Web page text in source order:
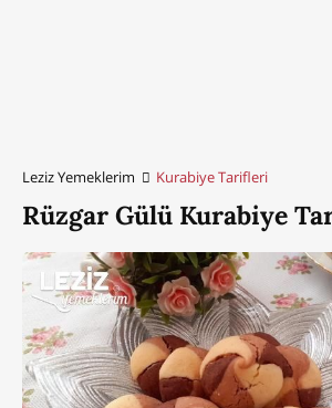
Leziz Yemeklerim Kurabiye Tarifleri
Rüzgar Gülü Kurabiye